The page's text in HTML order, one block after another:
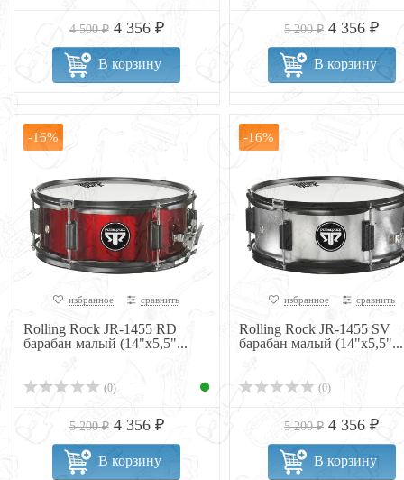
4 500 ₽ 4 356 ₽
В корзину
5 200 ₽ 4 356 ₽
В корзину
-16%
избранное сравнить
Rolling Rock JR-1455 RD
барабан малый (14"х5,5"...
(0)
5 200 ₽ 4 356 ₽
В корзину
-16%
избранное сравнить
Rolling Rock JR-1455 SV
барабан малый (14"х5,5"...
(0)
5 200 ₽ 4 356 ₽
В корзину